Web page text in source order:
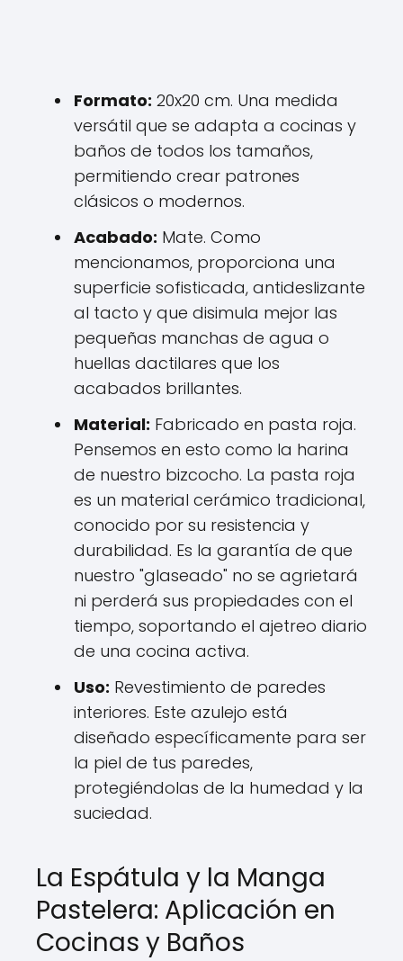
Formato: 20x20 cm. Una medida
versátil que se adapta a cocinas y
baños de todos los tamaños,
permitiendo crear patrones
clásicos o modernos.
Acabado: Mate. Como
mencionamos, proporciona una
superficie sofisticada, antideslizante
al tacto y que disimula mejor las
pequeñas manchas de agua o
huellas dactilares que los
acabados brillantes.
Material: Fabricado en pasta roja.
Pensemos en esto como la harina
de nuestro bizcocho. La pasta roja
es un material cerámico tradicional,
conocido por su resistencia y
durabilidad. Es la garantía de que
nuestro "glaseado" no se agrietará
ni perderá sus propiedades con el
tiempo, soportando el ajetreo diario
de una cocina activa.
Uso: Revestimiento de paredes
interiores. Este azulejo está
diseñado específicamente para ser
la piel de tus paredes,
protegiéndolas de la humedad y la
suciedad.
La Espátula y la Manga
Pastelera: Aplicación en
Cocinas y Baños